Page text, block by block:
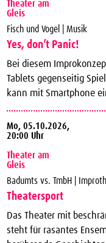
Theater am
Gleis
Fisch und Vogel | Musik
Yes, don’t Panic!
Bei diesem
Tablets gegenseitig
kann mit Smartphone
Mo,05.10.2026,
20:00 Uhr
Theater am
Gleis
Badumts vs. TmbH |
Theatersport
Das Theater mit
steht für rasantes